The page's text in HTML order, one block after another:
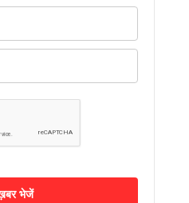
भेजें